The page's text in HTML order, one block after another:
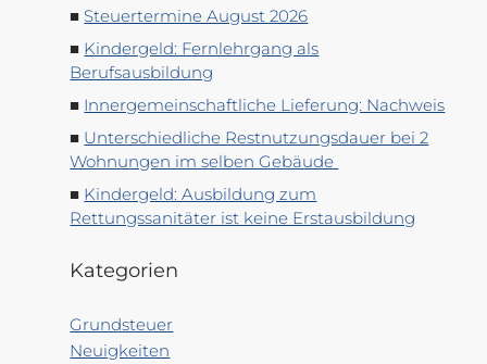
Steuertermine August 2026
Kindergeld: Fernlehrgang als
Berufsausbildung
Innergemeinschaftliche Lieferung: Nachweis
Unterschiedliche Restnutzungsdauer bei 2
Wohnungen im selben Gebäude
Kindergeld: Ausbildung zum
Rettungssanitäter ist keine Erstausbildung
Kategorien
Grundsteuer
Neuigkeiten